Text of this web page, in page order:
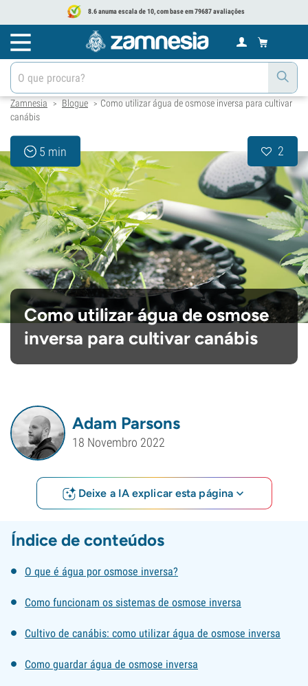
8.6 anuma escala de 10, com base em 79687 avaliações
Zamnesia > Blogue > Como utilizar água de osmose inversa para cultivar
canábis
5 min 2
Como utilizar água de osmose
inversa para cultivar canábis
Adam Parsons
18 Novembro 2022
Deixe a IA explicar esta página
Índice de conteúdos
O que é água por osmose inversa?
Como funcionam os sistemas de osmose inversa
Cultivo de canábis: como utilizar água de osmose inversa
Como guardar água de osmose inversa